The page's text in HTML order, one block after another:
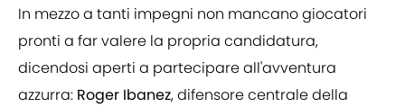
In mezzo a tanti impegni non mancano giocatori
pronti a far valere la propria candidatura,
dicendosi aperti a partecipare all'avventura
azzurra: Roger Ibanez, difensore centrale della